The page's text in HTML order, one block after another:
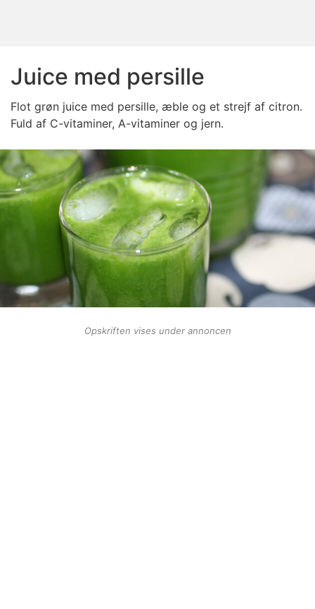
Juice med persille
Flot grøn juice med persille, æble og et strejf af citron.
Fuld af C-vitaminer, A-vitaminer og jern.
Opskriften vises under annoncen